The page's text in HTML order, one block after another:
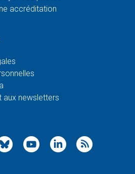
accréditation
aux newsletters